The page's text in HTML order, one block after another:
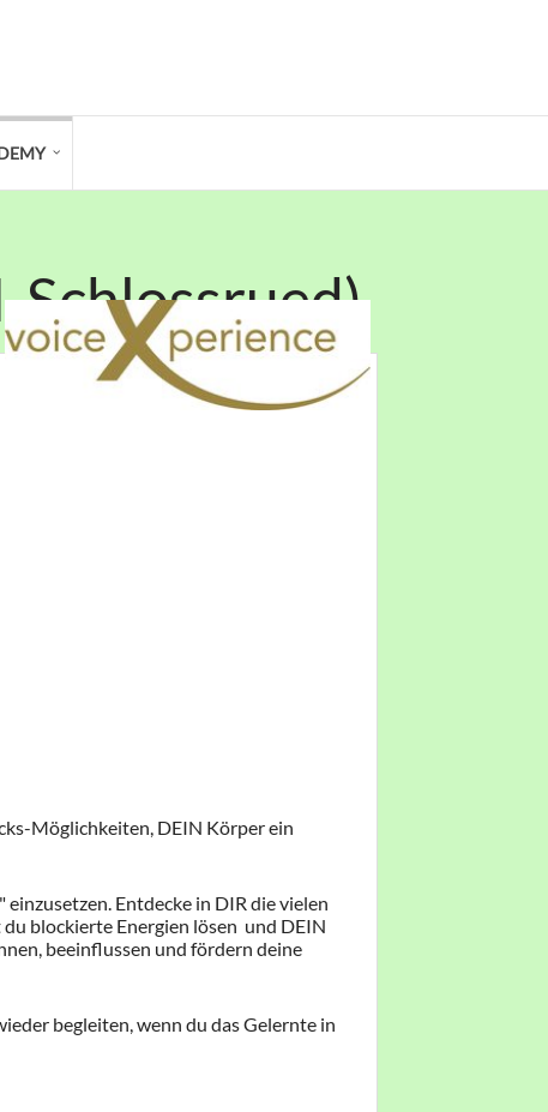
Möglichkeiten, DEIN Körper ein
Entdecke in DIR die vielen
blockierte Energien lösen und DEIN
beeinflussen und fördern deine
begleiten, wenn du das Gelernte in